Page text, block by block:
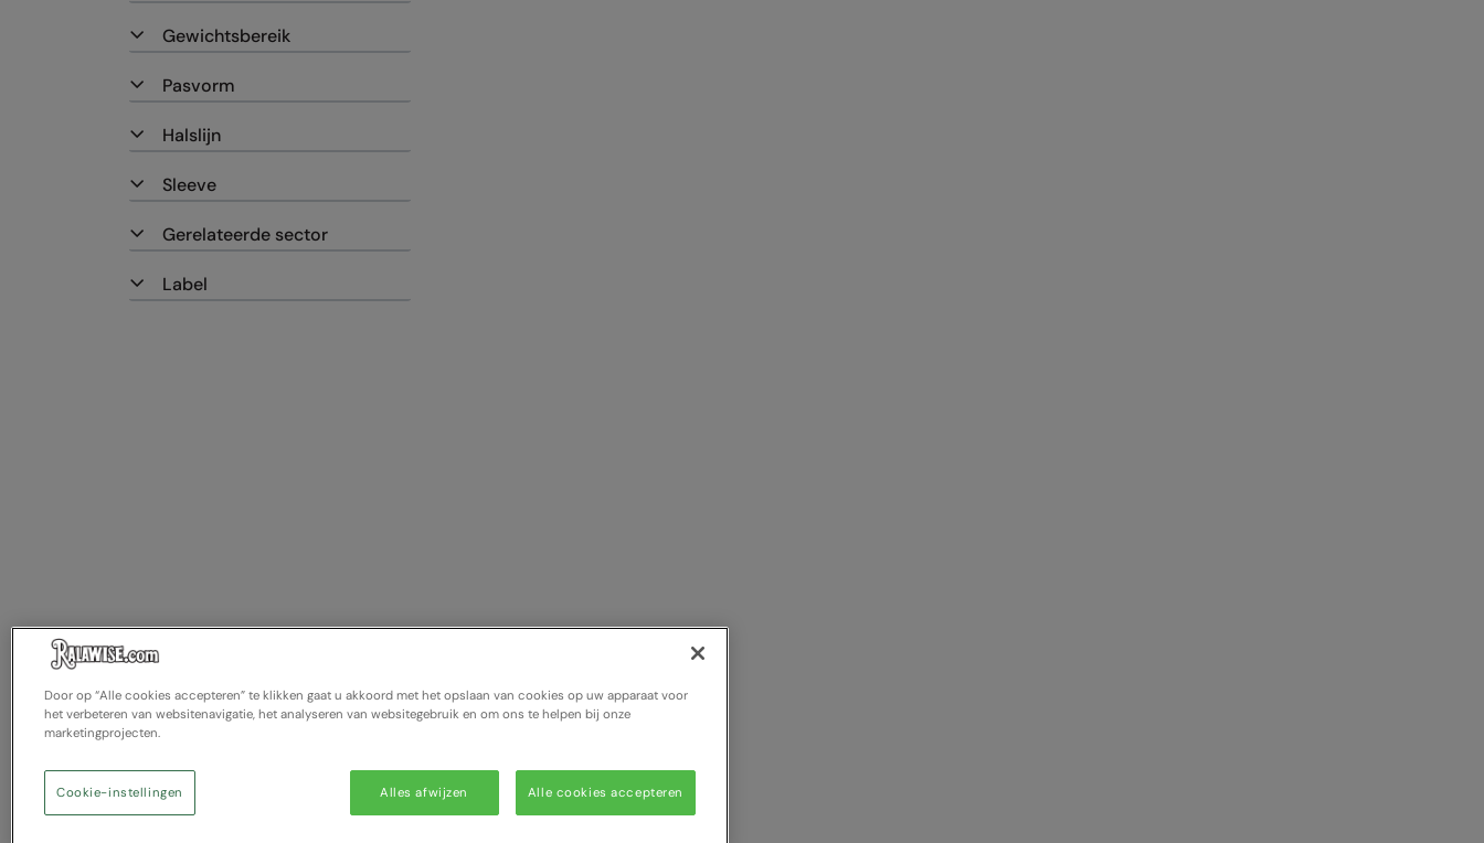
Gewichtsbereik
Pasvorm
Halslijn
Sleeve
Gerelateerde sector
Label
Door op “Alle cookies accepteren” te klikken gaat u akkoord met het opslaan van cookies op uw apparaat voor
het verbeteren van websitenavigatie, het analyseren van websitegebruik en om ons te helpen bij onze
marketingprojecten.
Alles afwijzen Alle cookies accepteren
Cookie-instellingen